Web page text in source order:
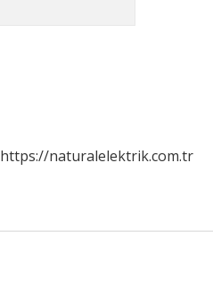
https://naturalelektrik.com.tr